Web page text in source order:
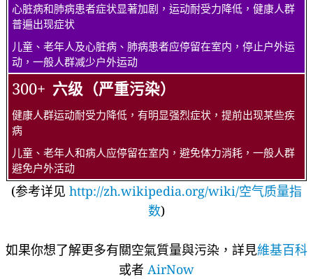
心脏病和肺病患者症状显著加剧，运动耐受力降低，健康人群
普遍出现症状
儿童、老年人及心脏病、肺病患者应停留在室内，停止户外运
动，一般人群减少户外运动
300+ 六级（严重污染）
健康人群运动耐受力降低，有明显强烈症状，提前出现某些疾
病
儿童、老年人和病人应停留在室内，避免体力消耗，一般人群
避免户外活动
(参考详见 http://zh.wikipedia.org/wiki/空气质量指
数)
如果你想了解更多有關空氣質量與污染，詳見維基百科
或者 AirNow